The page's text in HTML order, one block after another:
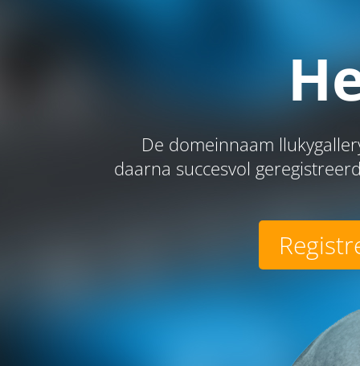
De domeinnaam
daarna succesvol